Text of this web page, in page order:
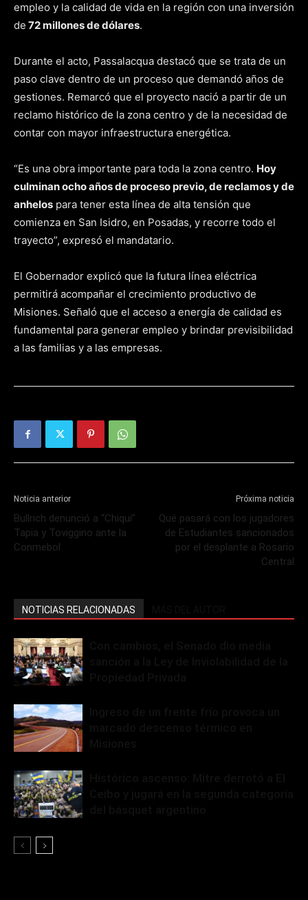
empleo y la calidad de vida en la región con una inversión
de 72 millones de dólares.
Durante el acto, Passalacqua destacó que se trata de un
paso clave dentro de un proceso que demandó años de
gestiones. Remarcó que el proyecto nació a partir de un
reclamo histórico de la zona centro y de la necesidad de
contar con mayor infraestructura energética.
“Es una obra importante para toda la zona centro. Hoy
culminan ocho años de proceso previo, de reclamos y de
anhelos para tener esta línea de alta tensión que
comienza en San Isidro, en Posadas, y recorre todo el
trayecto”, expresó el mandatario.
El Gobernador explicó que la futura línea eléctrica
permitirá acompañar el crecimiento productivo de
Misiones. Señaló que el acceso a energía de calidad es
fundamental para generar empleo y brindar previsibilidad
a las familias y a las empresas.
Noticia anterior
Bullrich denunció a “Chiqui”
Tapia y Toviggino ante la
Conmebol
Próxima noticia
Qué pasará con los jugadores
de Estudiantes sancionados
por el desplante a Rosario
Central
NOTICIAS RELACIONADAS